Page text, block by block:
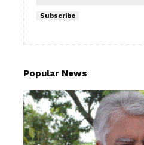
Subscribe
Popular News